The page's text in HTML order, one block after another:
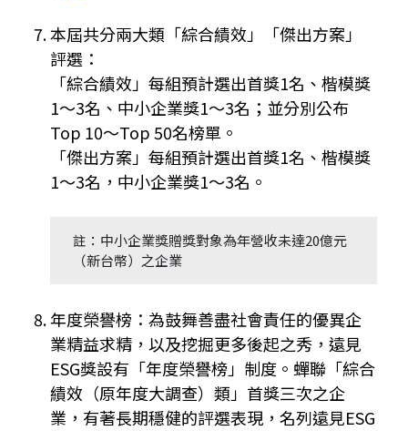
本屆共分兩大類「綜合績效」「傑出方案」
評選：
「綜合績效」每組預計選出首獎1名、楷模獎
1～3名、中小企業獎1～3名；並分別公布
Top 10～Top 50名榜單。
「傑出方案」每組預計選出首獎1名、楷模獎
1～3名，中小企業獎1～3名。
註：中小企業獎贈獎對象為年營收未達20億元
（新台幣）之企業
年度榮譽榜：為鼓舞善盡社會責任的優異企
業精益求精，以及挖掘更多後起之秀，遠見
ESG獎設有「年度榮譽榜」制度。蟬聯「綜合
績效（原年度大調查）類」首獎三次之企
業，有著長期穩健的評選表現，名列遠見ESG